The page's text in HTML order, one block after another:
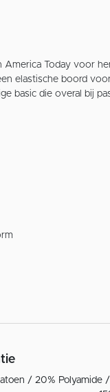
America Today voor
elastische boord
basic die overal bij
/ 20% Polyamide